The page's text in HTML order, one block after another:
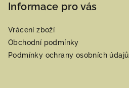
Informace pro vás
Vrácení zboží
Obchodní podmínky
Podmínky ochrany osobních údajů